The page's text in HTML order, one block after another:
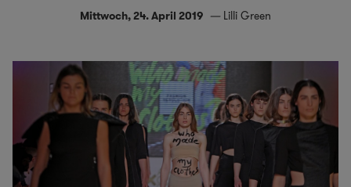
Mittwoch, 24. April 2019 Lilli Green